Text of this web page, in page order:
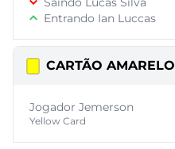
Entrando Ian Luccas
CARTÃO AMARELO
Jogador Jemerson
Yellow Card